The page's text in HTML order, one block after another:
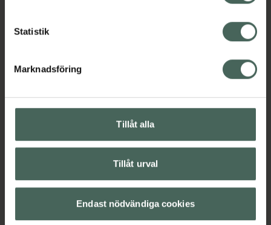
Statistik
Marknadsföring
Tillåt alla
Tillåt urval
Endast nödvändiga cookies